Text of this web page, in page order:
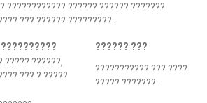
???????????? ?????? ?????? ???????
??? ?????? ?????????.
?????? ???
????? ??????,
??? ? ?????
??????????? ??? ????
????? ???????.